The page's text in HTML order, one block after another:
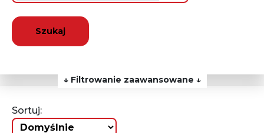
Szukaj
↓ Filtrowanie zaawansowane ↓
Sortuj: